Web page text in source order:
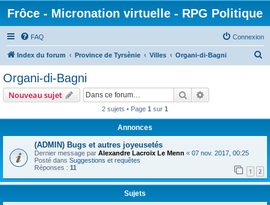
Frôce - Micronation virtuelle - RPG Politique
FAQ Connexion
Index du forum Province de Tyrsènie Villes Organi-di-Bagni
r
Organi-di-Bagni
Nouveau sujet Rechercher
2 sujets • Page 1 sur 1
Annonces
(ADMIN) Bugs et autres joyeusetés
Dernier message par Alexandre Lacroix Le Menn « 07 nov. 2017, 00:25
Posté dans Suggestions et requêtes
Réponses : 11 1 2
Sujets